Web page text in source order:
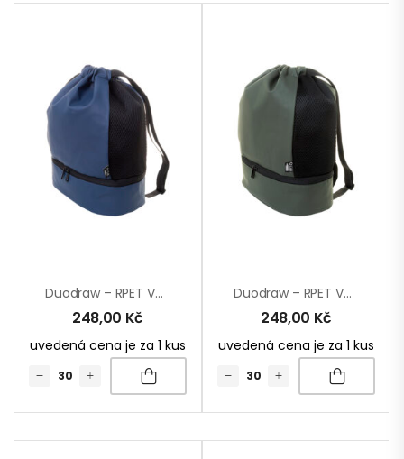
Duodraw – RPET Vak Se Stahovací Šňůrkou
248,00 Kč
uvedená cena je za 1 kus
Duodraw – RPET Vak Se Stahovací Šňůrkou
248,00 Kč
uvedená cena je za 1 kus